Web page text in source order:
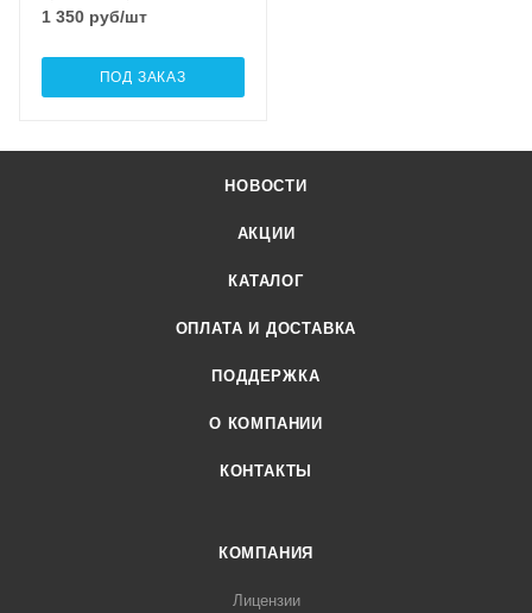
1 350 руб/шт
ПОД ЗАКАЗ
НОВОСТИ
АКЦИИ
КАТАЛОГ
ОПЛАТА И ДОСТАВКА
ПОДДЕРЖКА
О КОМПАНИИ
КОНТАКТЫ
КОМПАНИЯ
Лицензии